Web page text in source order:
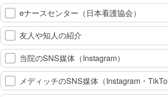
eナースセンター（日本看護協会）
友人や知人の紹介
当院のSNS媒体（Instagram）
メディッチのSNS媒体（Instagram・